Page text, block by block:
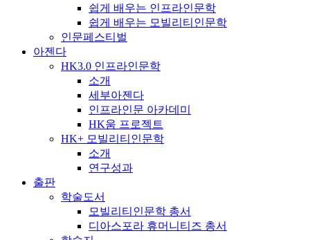
쉽게 배우는 인프라인문학
쉽게 배우는 모빌리티인문학
인문페스티벌
아젠다
HK3.0 인프라인문학
소개
세부아젠다
인프라인문 아카데미
HK움 프로젝트
HK+ 모빌리티인문학
소개
연구성과
출판
학술도서
모빌리티인문학 총서
디아스포라 휴머니티즈 총서